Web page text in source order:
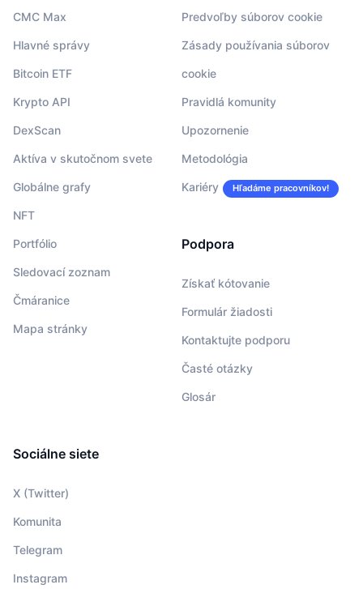
CMC Max
Hlavné správy
Bitcoin ETF
Krypto API
DexScan
Aktíva v skutočnom svete
Globálne grafy
NFT
Portfólio
Sledovací zoznam
Čmáranice
Mapa stránky
Predvoľby súborov cookie
Zásady používania súborov
cookie
Pravidlá komunity
Upozornenie
Metodológia
Kariéry Hľadáme pracovníkov!
Podpora
Získať kótovanie
Formulár žiadosti
Kontaktujte podporu
Časté otázky
Glosár
Sociálne siete
X (Twitter)
Komunita
Telegram
Instagram